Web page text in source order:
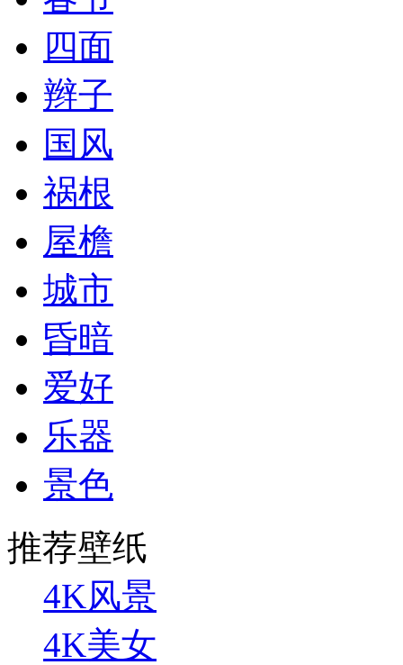
四面
辫子
国风
祸根
屋檐
城市
昏暗
爱好
乐器
景色
推荐壁纸
4K风景
4K美女